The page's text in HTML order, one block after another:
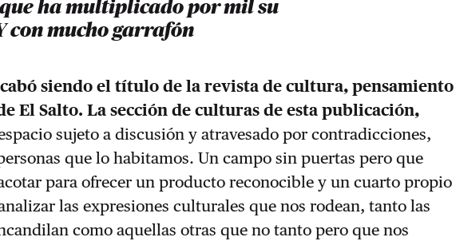
ha multiplicado por mil su
con mucho garrafón
siendo el título de la revista de cultura, pensamiento
El Salto. La sección de culturas de esta publicación,
sujeto a discusión y atravesado por contradicciones,
que lo habitamos. Un campo sin puertas pero que
para ofrecer un producto reconocible y un cuarto propio
las expresiones culturales que nos rodean, tanto las
como aquellas otras que no tanto pero que nos